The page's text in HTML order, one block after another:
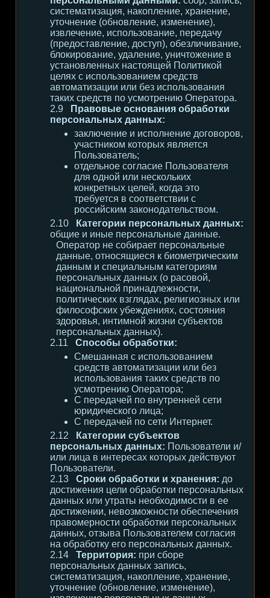
систематизация, накопление, хранение,
уточнение (обновление, изменение),
извлечение, использование, передачу
(предоставление, доступ), обезличивание,
блокирование, удаление, уничтожение в
установленных настоящей Политикой
целях с использованием средств
автоматизации или без использования
таких средств по усмотрению Оператора.
Правовые основания обработки
персональных данных:
заключение и исполнение договоров,
участником которых является
Пользователь;
отдельное согласие Пользователя
для одной или нескольких
конкретных целей, когда это
требуется в соответствии с
российским законодательством.
Категории персональных данных:
общие и иные персональные данные.
Оператор не собирает персональные
данные, относящиеся к биометрическим
данным и специальным категориям
персональных данных (о расовой,
национальной принадлежности,
политических взглядах, религиозных или
философских убеждениях, состояния
здоровья, интимной жизни субъектов
персональных данных).
Способы обработки:
Смешанная с использованием
средств автоматизации или без
использования таких средств по
усмотрению Оператора;
С передачей по внутренней сети
юридического лица;
С передачей по сети Интернет.
Категории субъектов
персональных данных: Пользователи и/
или лица в интересах которых действуют
Пользователи.
Сроки обработки и хранения: до
достижения цели обработки персональных
данных или утраты необходимости в ее
достижении, невозможности обеспечения
правомерности обработки персональных
данных, отзыва Пользователем согласия
на обработку его персональных данных.
Территория: при сборе
персональных данных запись,
систематизация, накопление, хранение,
уточнение (обновление, изменение),